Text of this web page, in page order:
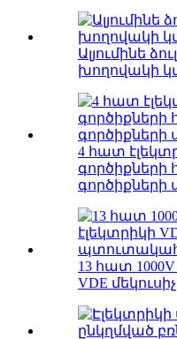
Ալյումինե
խողովակի
4 հատ
գործիքների
13 հատ
VDE